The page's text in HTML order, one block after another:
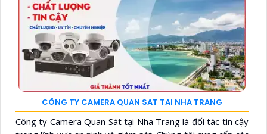
CÔNG TY CAMERA QUAN SAT TAI NHA TRANG
Công ty Camera Quan Sát tại Nha Trang là đối tác tin cậy